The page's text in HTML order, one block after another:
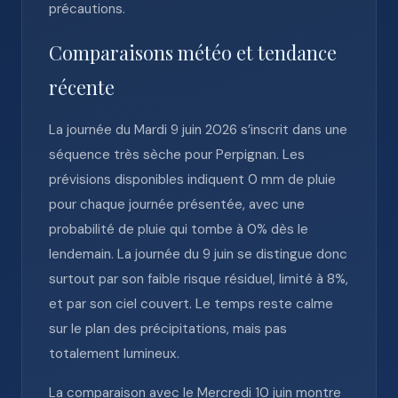
précautions.
Comparaisons météo et tendance
récente
La journée du Mardi 9 juin 2026 s’inscrit dans une
séquence très sèche pour Perpignan. Les
prévisions disponibles indiquent 0 mm de pluie
pour chaque journée présentée, avec une
probabilité de pluie qui tombe à 0% dès le
lendemain. La journée du 9 juin se distingue donc
surtout par son faible risque résiduel, limité à 8%,
et par son ciel couvert. Le temps reste calme
sur le plan des précipitations, mais pas
totalement lumineux.
La comparaison avec le Mercredi 10 juin montre